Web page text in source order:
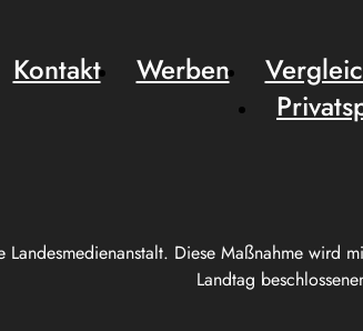
Diese Maßnahme wird
Landtag
Kontakt Werben